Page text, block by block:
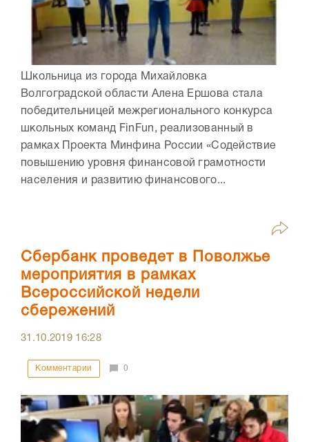
Школьница из города Михайловка
Волгоградской области Алена Ершова стала
победительницей межрегионального конкурса
школьных команд FinFun, реализованный в
рамках Проекта Минфина России «Содействие
повышению уровня финансовой грамотности
населения и развитию финансового...
Сбербанк проведет в Поволжье
мероприятия в рамках
Всероссийской недели
сбережений
31.10.2019 16:28
Комментарии 0